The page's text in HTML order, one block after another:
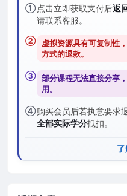
① 点击立即获取支付后返
请联系客服。
② 虚拟资源具有可复制性
方式的退款。
③ 部分课程无法直接分享
用。
④购买会员后若执意要求
全部实际学分抵扣。